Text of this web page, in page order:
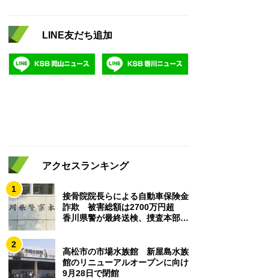
LINE友だち追加
アクセスランキング
1
接骨院院長らによる自動車保険金
詐欺 被害総額は2700万円超
香川県警が最終送検、捜査本部解
2
高松市の市場水族館 新屋島水族
館のリニューアルオープンに向け
9月28日で閉館